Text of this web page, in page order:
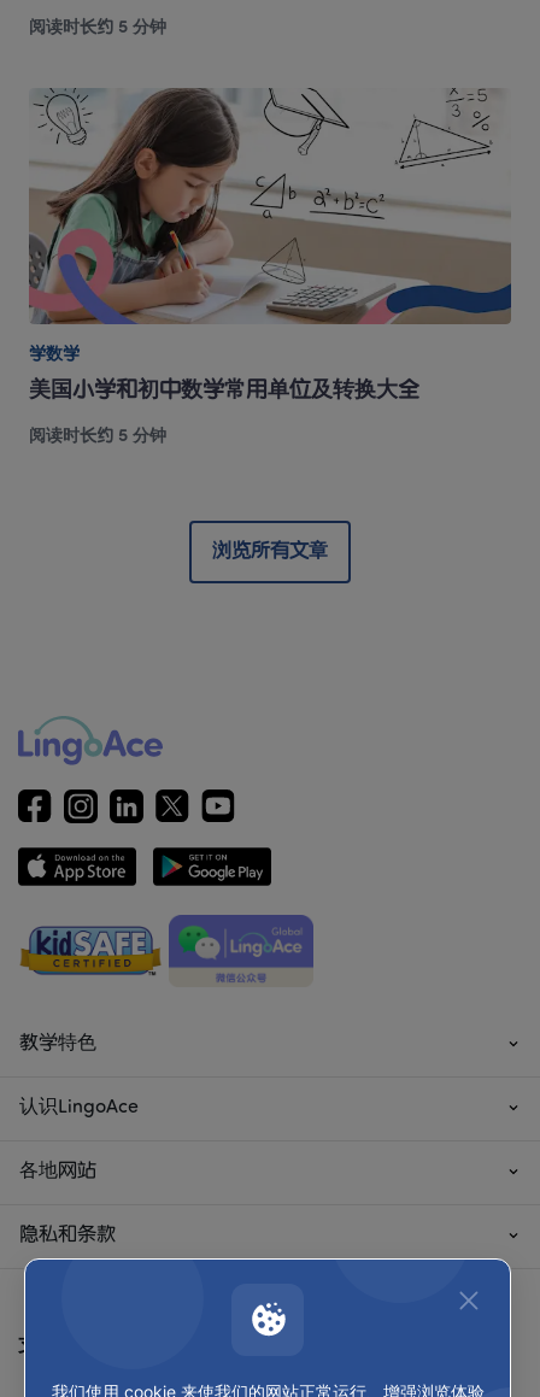
阅读时长约 5 分钟
学数学
美国小学和初中数学常用单位及转换大全
阅读时长约 5 分钟
浏览所有文章
教学特色
认识LingoAce
各地网站
隐私和条款
支付方式
我们使用 cookie 来使我们的网站正常运行、增强浏览体验